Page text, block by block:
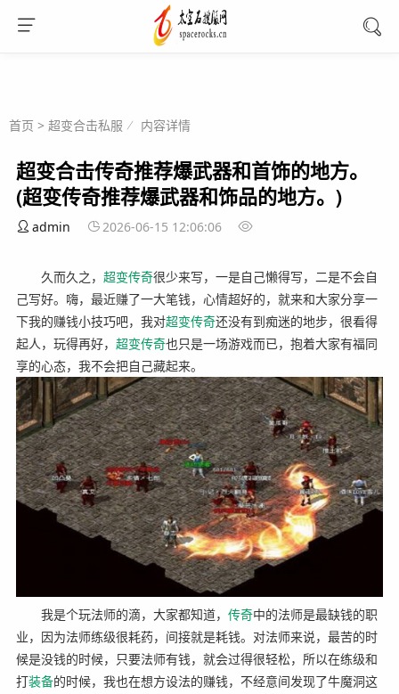
首页 > 超变合击私服 内容详情
超变合击传奇推荐爆武器和首饰的地方。
(超变传奇推荐爆武器和饰品的地方。)
admin 2026-06-15 12:06:06
久而久之， 超变传奇很少来写，一是自己懒得写，二是不会自
己写好。嗨，最近赚了一大笔钱，心情超好的，就来和大家分享一
下我的赚钱小技巧吧，我对超变传奇还没有到痴迷的地步，很看得
起人，玩得再好， 超变传奇也只是一场游戏而已，抱着大家有福同
享的心态，我不会把自己藏起来。
我是个玩法师的滴，大家都知道， 传奇中的法师是最缺钱的职
业，因为法师练级很耗药，间接就是耗钱。对法师来说，最苦的时
候是没钱的时候，只要法师有钱，就会过得很轻松，所以在练级和
打装备的时候，我也在想方设法的赚钱，不经意间发现了牛魔洞这